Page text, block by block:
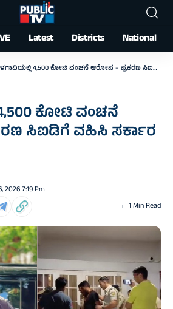
Latest Districts National
4,500 ಕೋಟಿ ವಂಚನೆ ಆರೋಪ – ಪ್ರಕರಣ ಸಿಐಡಿಗೆ ವಹಿಸಿ ಸರ್ಕಾರ ಆದೇಶ
ಕೋಟಿ ವಂಚನೆ
ಸಿಐಡಿಗೆ ವಹಿಸಿ ಸರ್ಕಾರ
2026 7:19 Pm
1 Min Read